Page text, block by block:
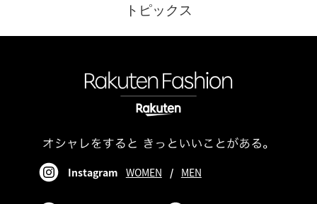
トピックス
Instagram WOMEN / MEN